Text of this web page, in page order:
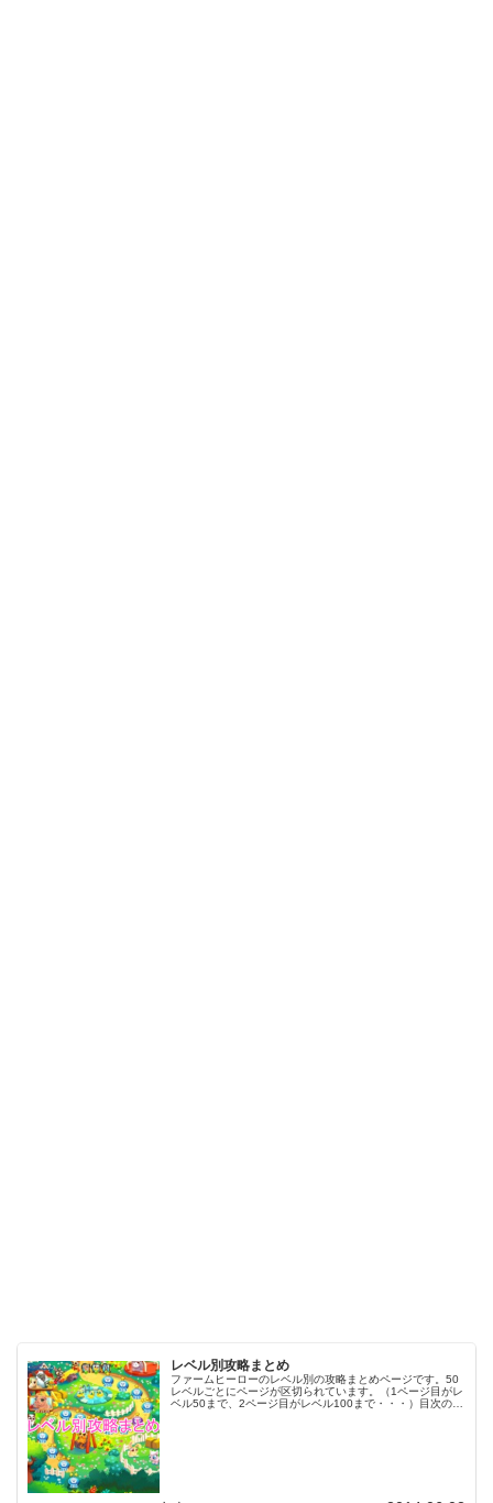
レベル別攻略まとめ
ファームヒーローのレベル別の攻略まとめページです。50
レベルごとにページが区切られています。（1ページ目がレ
ベル50まで、2ページ目がレベル100まで・・・）目次のリ